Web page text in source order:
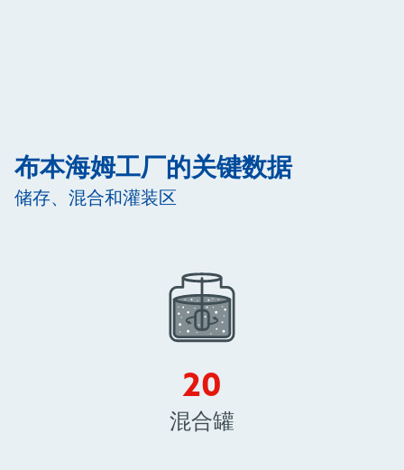
布本海姆工厂的关键数据
储存、混合和灌装区
20
混合罐